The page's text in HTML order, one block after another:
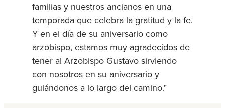
familias y nuestros ancianos en una
temporada que celebra la gratitud y la fe.
Y en el día de su aniversario como
arzobispo, estamos muy agradecidos de
tener al Arzobispo Gustavo sirviendo
con nosotros en su aniversario y
guiándonos a lo largo del camino."